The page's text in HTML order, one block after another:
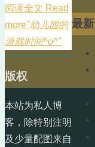
阅读全文 Read
more"幼儿园的
游戏时间^o^"
最新
版权
本站为私人博
客，除特别注明
及少量配图来自